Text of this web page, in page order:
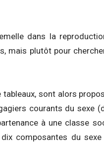
dans la
mais plutôt pour
sont alors
courants du sexe
à une classe
composantes du sexe